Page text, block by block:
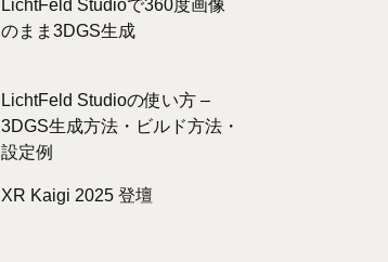
LichtFeld Studioで360度画像
のまま3DGS生成
LichtFeld Studioの使い方 –
3DGS生成方法・ビルド方法・
設定例
XR Kaigi 2025 登壇